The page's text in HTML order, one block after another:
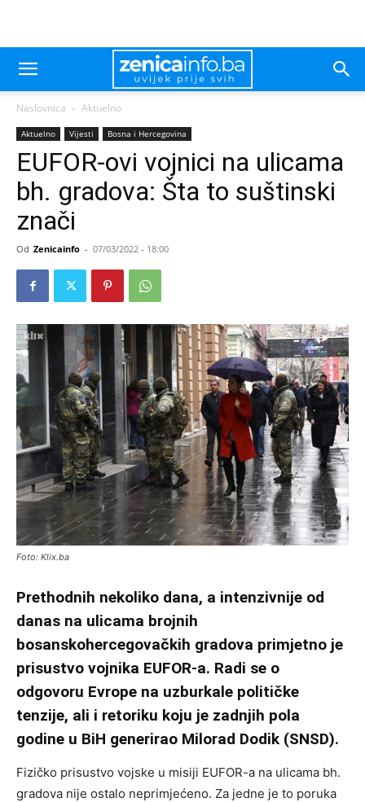
Naslovnica Aktuelno
Aktuelno Vijesti Bosna i Hercegovina
EUFOR-ovi vojnici na ulicama
bh. gradova: Šta to suštinski
znači
Od Zenicainfo - 07/03/2022 - 18:00
Foto: Klix.ba
Prethodnih nekoliko dana, a intenzivnije od
danas na ulicama brojnih
bosanskohercegovačkih gradova primjetno je
prisustvo vojnika EUFOR-a. Radi se o
odgovoru Evrope na uzburkale političke
tenzije, ali i retoriku koju je zadnjih pola
godine u BiH generirao Milorad Dodik (SNSD).
Fizičko prisustvo vojske u misiji EUFOR-a na ulicama bh.
gradova nije ostalo neprimjećeno. Za jedne je to poruka